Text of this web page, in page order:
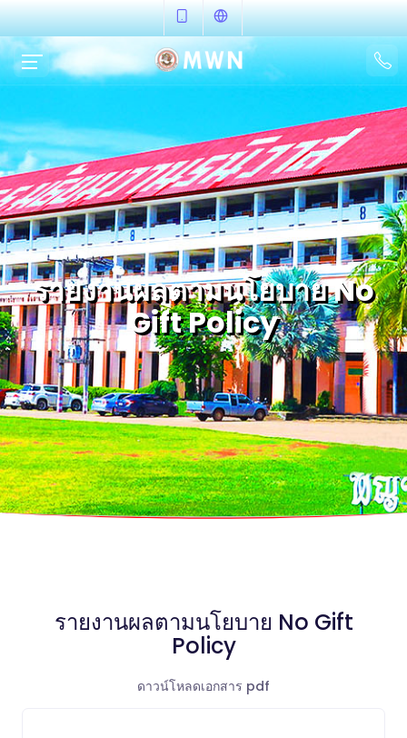
รายงานผลตามนโยบาย No
Gift Policy
รายงานผลตามนโยบาย No Gift
Policy
ดาวน์โหลดเอกสาร pdf